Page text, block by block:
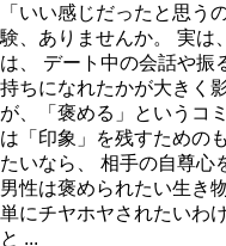
「いい感じだったと思う
験、ありませんか。 実は
は、 デート中の会話や振
持ちになれたかが大きく
が、「褒める」というコ
は「印象」を残すための
たいなら、 相手の自尊心
男性は褒められたい生き
単にチヤホヤされたいわ
と ...